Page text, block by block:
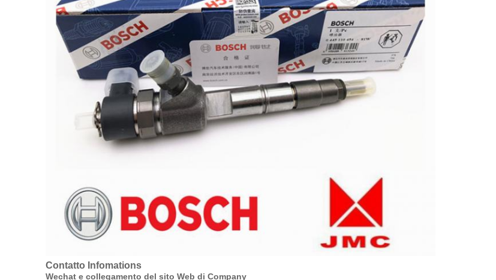
Contatto Infomations
Wechat e collegamento del sito Web di Company